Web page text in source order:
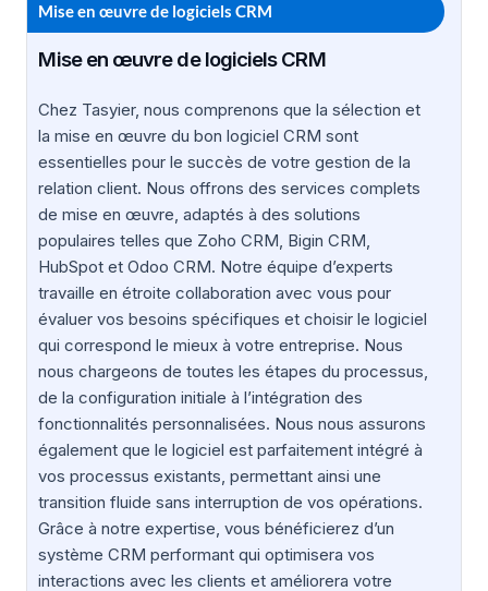
Mise en œuvre de logiciels CRM
Mise en œuvre de logiciels CRM
Chez Tasyier, nous comprenons que la sélection et
la mise en œuvre du bon logiciel CRM sont
essentielles pour le succès de votre gestion de la
relation client. Nous offrons des services complets
de mise en œuvre, adaptés à des solutions
populaires telles que Zoho CRM, Bigin CRM,
HubSpot et Odoo CRM. Notre équipe d’experts
travaille en étroite collaboration avec vous pour
évaluer vos besoins spécifiques et choisir le logiciel
qui correspond le mieux à votre entreprise. Nous
nous chargeons de toutes les étapes du processus,
de la configuration initiale à l’intégration des
fonctionnalités personnalisées. Nous nous assurons
également que le logiciel est parfaitement intégré à
vos processus existants, permettant ainsi une
transition fluide sans interruption de vos opérations.
Grâce à notre expertise, vous bénéficierez d’un
système CRM performant qui optimisera vos
interactions avec les clients et améliorera votre